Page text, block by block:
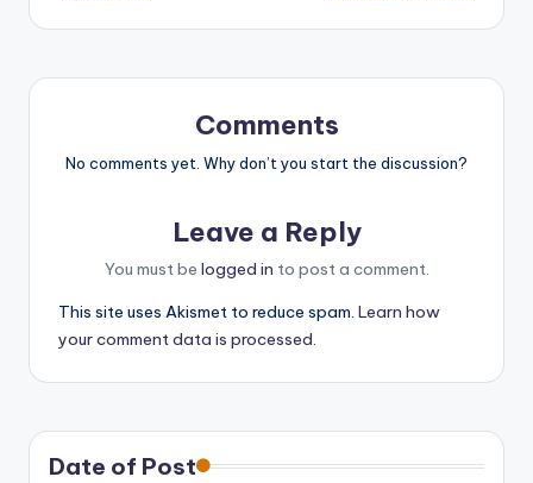
Comments
No comments yet. Why don’t you start the discussion?
Leave a Reply
You must be logged in to post a comment.
This site uses Akismet to reduce spam. Learn how
your comment data is processed.
Date of Post